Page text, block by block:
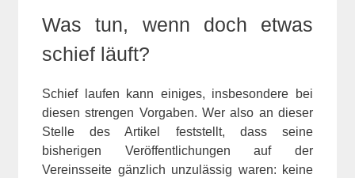
Was tun, wenn doch etwas
schief läuft?
Schief laufen kann einiges, insbesondere bei
diesen strengen Vorgaben. Wer also an dieser
Stelle des Artikel feststellt, dass seine
bisherigen Veröffentlichungen auf der
Vereinsseite gänzlich unzulässig waren: keine